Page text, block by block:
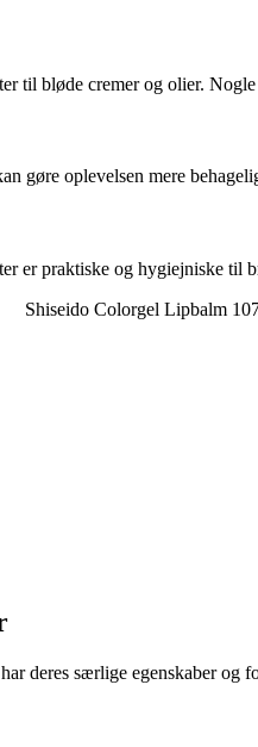
til bløde cremer og olier.
gøre oplevelsen mere
er praktiske og hygiejniske til
Shiseido Colorgel Lipbalm
deres særlige egenskaber og